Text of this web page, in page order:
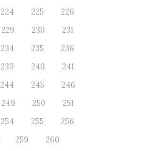
224 225
226
229 230
231
234 235
236
239 240
241
244 245
246
249 250
251
254 255
256
259 260